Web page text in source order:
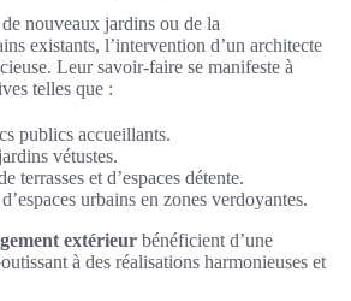
nouveaux jardins ou de la
existants, l’intervention d’un architecte
Leur savoir-faire se manifeste à
telles que :
publics accueillants.
vétustes.
terrasses et d’espaces détente.
urbains en zones verdoyantes.
extérieur bénéficient d’une
à des réalisations harmonieuses et